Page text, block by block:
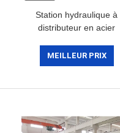
Station hydraulique à
distributeur en acier
machines de
construction
MEILLEUR PRIX